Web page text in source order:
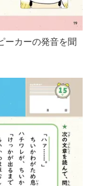
ーカーの発音を聞